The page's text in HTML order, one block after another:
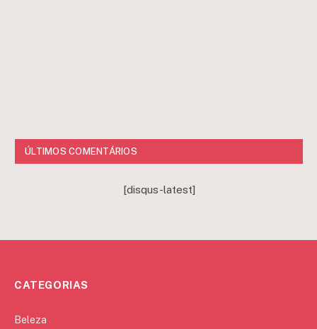
ÚLTIMOS COMENTÁRIOS
[disqus-latest]
CATEGORIAS
Beleza